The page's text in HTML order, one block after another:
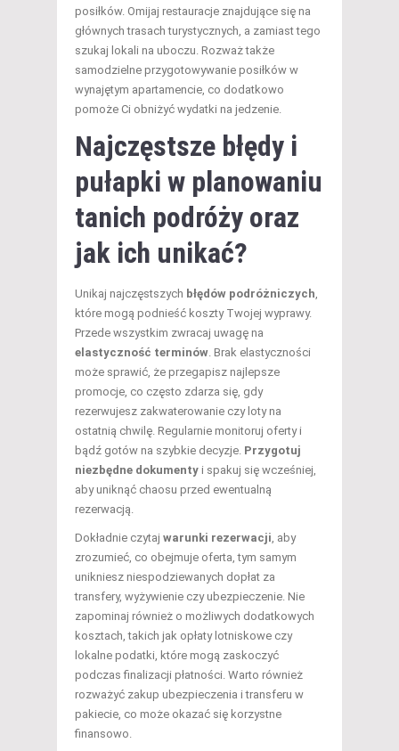
posiłków. Omijaj restauracje znajdujące się na
głównych trasach turystycznych, a zamiast tego
szukaj lokali na uboczu. Rozważ także
samodzielne przygotowywanie posiłków w
wynajętym apartamencie, co dodatkowo
pomoże Ci obniżyć wydatki na jedzenie.
Najczęstsze błędy i
pułapki w planowaniu
tanich podróży oraz
jak ich unikać?
Unikaj najczęstszych błędów podróżniczych
które mogą podnieść koszty Twojej wyprawy.
Przede wszystkim zwracaj uwagę na
elastyczność terminów . Brak elastyczności
może sprawić, że przegapisz najlepsze
promocje, co często zdarza się, gdy
rezerwujesz zakwaterowanie czy loty na
ostatnią chwilę. Regularnie monitoruj oferty i
bądź gotów na szybkie decyzje. Przygotuj
niezbędne dokumenty i spakuj się wcześniej,
aby uniknąć chaosu przed ewentualną
rezerwacją.
Dokładnie czytaj warunki rezerwacji , aby
zrozumieć, co obejmuje oferta, tym samym
unikniesz niespodziewanych dopłat za
transfery, wyżywienie czy ubezpieczenie. Nie
zapominaj również o możliwych dodatkowych
kosztach, takich jak opłaty lotniskowe czy
lokalne podatki, które mogą zaskoczyć
podczas finalizacji płatności. Warto również
rozważyć zakup ubezpieczenia i transferu w
pakiecie, co może okazać się korzystne
finansowo.